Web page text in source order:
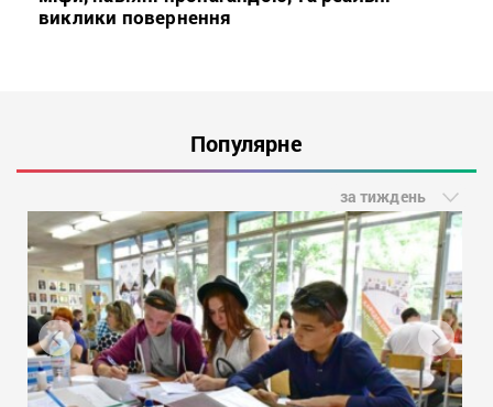
виклики повернення
Популярне
за тиждень